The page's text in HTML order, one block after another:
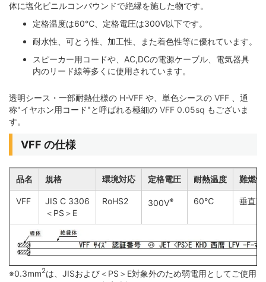
体に塩化ビニルコンパウンドで絶縁を施した物です。
定格温度は60℃、定格電圧は300V以下です。
耐水性、可とう性、加工性、また着色性等に優れています。
スピーカー用コードや、AC,DCの電源ケーブル、電気器具
内のリード線等多くに使用されています。
透明シース・一部耐熱仕様の H-VFF や、単色シースの VFF 、通
称"イヤホン用コード"と呼ばれる極細の VFF 0.05sq もございま
す。
VFF の仕様
品名 規格 環境対応 定格電圧 耐熱温度 難燃性
VFF
JIS C 3306
＜PS＞E
RoHS2 300V※ 60℃ 垂直難
※0.3mm2は、JISおよび＜PS＞E対象外のため弱電用としてご使用